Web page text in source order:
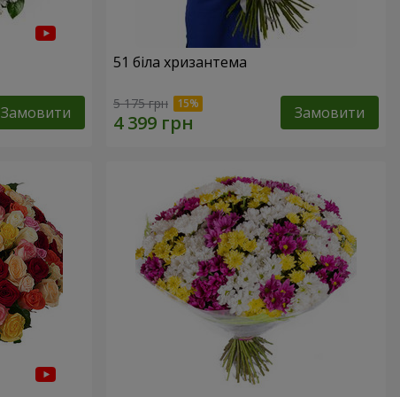
Замовити
51 біла хризантема
5 175 грн Замовити